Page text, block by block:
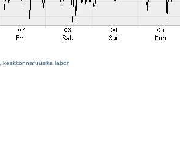
keskkonnafüüsika labor